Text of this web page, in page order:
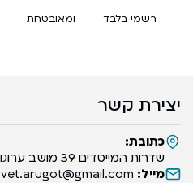
רשמי בלבד ומאובטחת
יצירת קשר
כתובת:
שדרות המייסדים 39 מושב ערוגות
מייל: vet.arugot@gmail.com